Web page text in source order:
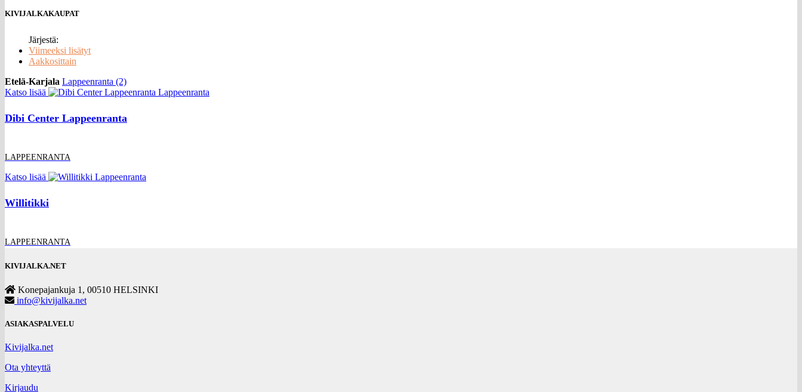
KIVIJALKAKAUPAT
Järjestä:
Viimeeksi lisätyt
Aakkosittain
Etelä-Karjala Lappeenranta (2)
Katso lisää
Dibi Center Lappeenranta
LAPPEENRANTA
Katso lisää
Willitikki
LAPPEENRANTA
KIVIJALKA.NET
Konepajankuja 1, 00510 HELSINKI
info@kivijalka.net
ASIAKASPALVELU
Kivijalka.net
Ota yhteyttä
Kirjaudu